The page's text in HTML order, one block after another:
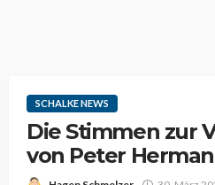
SCHALKE NEWS
Die Stimmen zur
von Peter